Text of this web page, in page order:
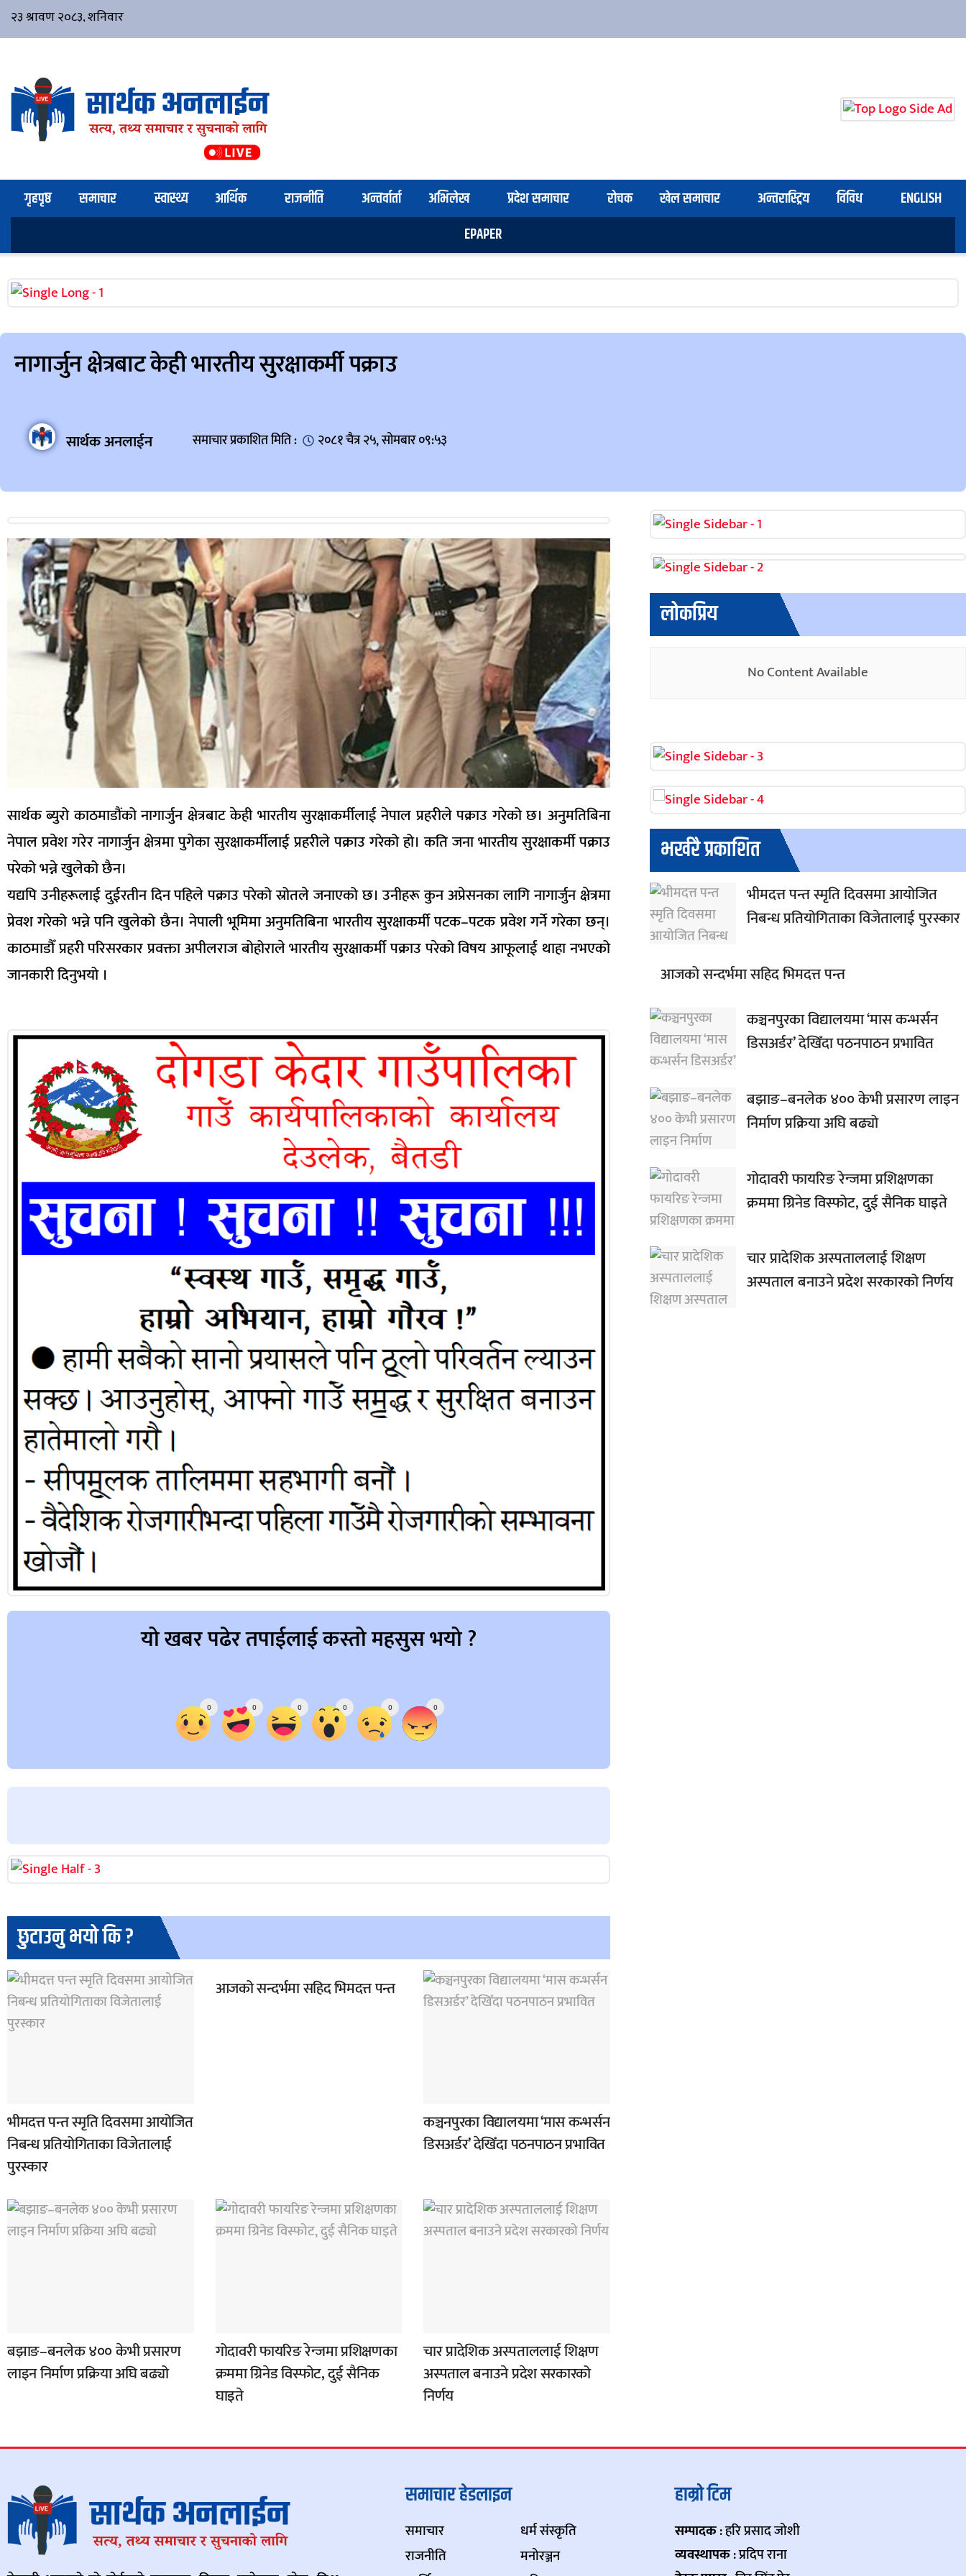
गृहपृष्ठ समाचार स्वास्थ्य आर्थिक राजनीति अन्तर्वार्ता अभिलेख प्रदेश समाचार रोचक खेल समाचार अन्तरास्ट्रिय विविध
ENGLISH
EPAPER
नागार्जुन क्षेत्रबाट केही भारतीय सुरक्षाकर्मी पक्राउ
सार्थक अनलाईन समाचार प्रकाशित मिति : २०८१ चैत्र २५, सोमबार ०९:५३
सार्थक ब्युरो काठमाडौंको नागार्जुन क्षेत्रबाट केही भारतीय सुरक्षाकर्मीलाई नेपाल प्रहरीले पक्राउ गरेको छ। अनुमतिबिना
नेपाल प्रवेश गरेर नागार्जुन क्षेत्रमा पुगेका सुरक्षाकर्मीलाई प्रहरीले पक्राउ गरेको हो। कति जना भारतीय सुरक्षाकर्मी पक्राउ
परेको भन्ने खुलेको छैन।
यद्यपि उनीहरूलाई दुईरतीन दिन पहिले पक्राउ परेको स्रोतले जनाएको छ। उनीहरू कुन अप्रेसनका लागि नागार्जुन क्षेत्रमा
प्रेवश गरेको भन्ने पनि खुलेको छैन। नेपाली भूमिमा अनुमतिबिना भारतीय सुरक्षाकर्मी पटक–पटक प्रवेश गर्ने गरेका छन्।
काठमाडौँ प्रहरी परिसरकार प्रवक्ता अपीलराज बोहोराले भारतीय सुरक्षाकर्मी पक्राउ परेको विषय आफूलाई थाहा नभएको
जानकारी दिनुभयो ।
यो खबर पढेर तपाईलाई कस्तो महसुस भयो ?
0 0 0 0 0 0
छुटाउनु भयो कि ?
भीमदत्त पन्त स्मृति दिवसमा आयोजित
निबन्ध प्रतियोगिताका विजेतालाई
पुरस्कार
आजको सन्दर्भमा सहिद भिमदत्त पन्त
कञ्चनपुरका विद्यालयमा ‘मास कन्भर्सन
डिसअर्डर’ देखिँदा पठनपाठन प्रभावित
बझाङ–बनलेक ४०० केभी प्रसारण
लाइन निर्माण प्रक्रिया अघि बढ्यो
गोदावरी फायरिङ रेन्जमा प्रशिक्षणका
क्रममा ग्रिनेड विस्फोट, दुई सैनिक
घाइते
चार प्रादेशिक अस्पताललाई शिक्षण
अस्पताल बनाउने प्रदेश सरकारको
निर्णय
लोकप्रिय
No Content Available
भर्खरै प्रकाशित
भीमदत्त पन्त स्मृति दिवसमा आयोजित
निबन्ध प्रतियोगिताका विजेतालाई पुरस्कार
आजको सन्दर्भमा सहिद भिमदत्त पन्त
कञ्चनपुरका विद्यालयमा ‘मास कन्भर्सन
डिसअर्डर’ देखिँदा पठनपाठन प्रभावित
बझाङ–बनलेक ४०० केभी प्रसारण लाइन
निर्माण प्रक्रिया अघि बढ्यो
गोदावरी फायरिङ रेन्जमा प्रशिक्षणका
क्रममा ग्रिनेड विस्फोट, दुई सैनिक घाइते
चार प्रादेशिक अस्पताललाई शिक्षण
अस्पताल बनाउने प्रदेश सरकारको निर्णय
समाचार हेडलाइन
समाचार
राजनीति
धर्म संस्कृति
मनोरञ्जन
हाम्रो टिम
सम्पादक: हरि प्रसाद जोशी
व्यवस्थापक: प्रदिप राना